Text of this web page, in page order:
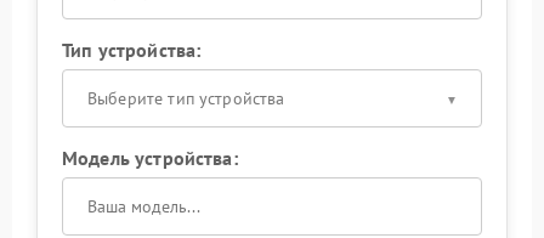
Тип устройства:
Выберите тип устройства
Модель устройства: